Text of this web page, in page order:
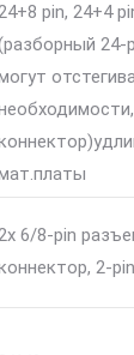
pin, 24+4
24-
6/8-pin
2-